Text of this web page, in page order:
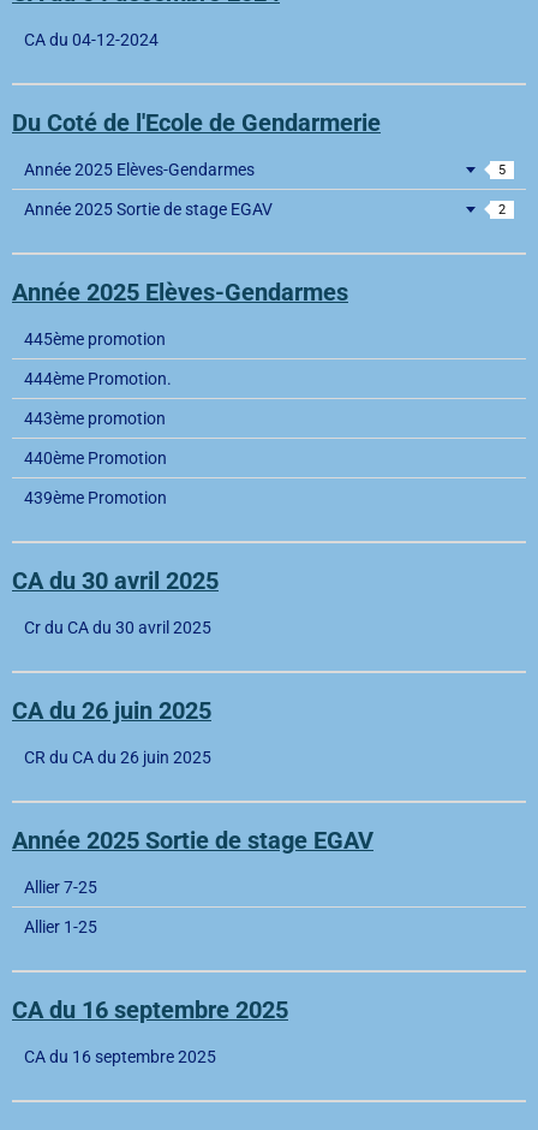
CA du 04-12-2024
Du Coté de l'Ecole de Gendarmerie
Année 2025 Elèves-Gendarmes 5
Année 2025 Sortie de stage EGAV 2
Année 2025 Elèves-Gendarmes
445ème promotion
444ème Promotion.
443ème promotion
440ème Promotion
439ème Promotion
CA du 30 avril 2025
Cr du CA du 30 avril 2025
CA du 26 juin 2025
CR du CA du 26 juin 2025
Année 2025 Sortie de stage EGAV
Allier 7-25
Allier 1-25
CA du 16 septembre 2025
CA du 16 septembre 2025